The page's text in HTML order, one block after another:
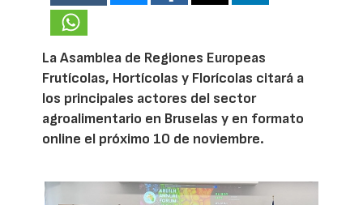
La Asamblea de Regiones Europeas
Frutícolas, Hortícolas y Florícolas citará a
los principales actores del sector
agroalimentario en Bruselas y en formato
online el próximo 10 de noviembre.